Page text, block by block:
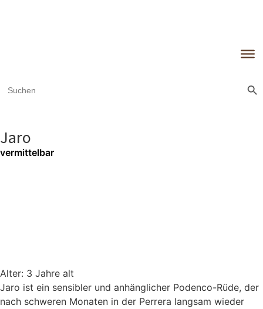
for:
Jaro
vermittelbar
Alter: 3 Jahre alt
Jaro ist ein sensibler und anhänglicher Podenco-Rüde, der
nach schweren Monaten in der Perrera langsam wieder